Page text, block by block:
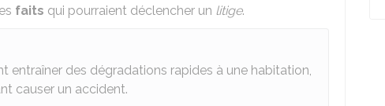
faits qui pourraient déclencher un litige.
entraîner des dégradations rapides à une habitation,
causer un accident.